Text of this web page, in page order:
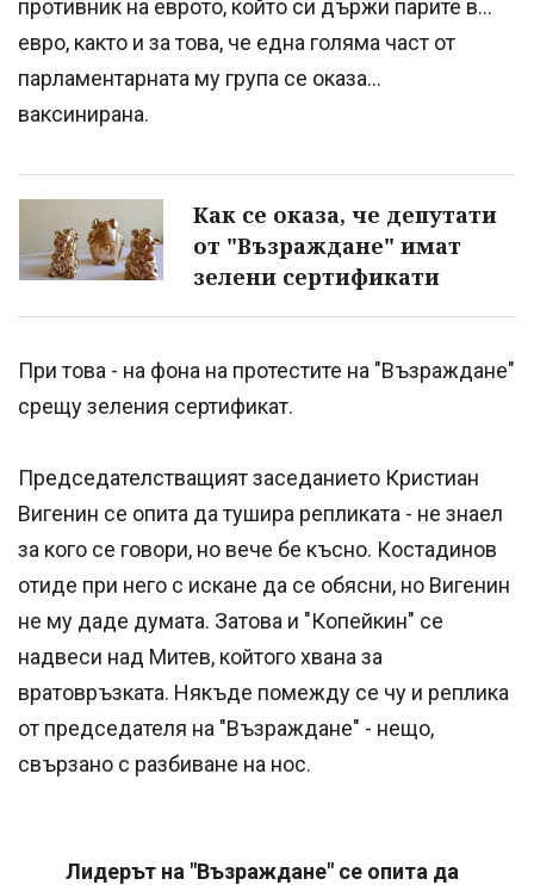
противник на еврото, който си държи парите в...
евро, както и за това, че една голяма част от
парламентарната му група се оказа...
ваксинирана.
Как се оказа, че депутати
от "Възраждане" имат
зелени сертификати
При това - на фона на протестите на "Възраждане"
срещу зеления сертификат.
Председателстващият заседанието Кристиан
Вигенин се опита да тушира репликата - не знаел
за кого се говори, но вече бе късно. Костадинов
отиде при него с искане да се обясни, но Вигенин
не му даде думата. Затова и "Копейкин" се
надвеси над Митев, койтого хвана за
вратовръзката. Някъде помежду се чу и реплика
от председателя на "Възраждане" - нещо,
свързано с разбиване на нос.
Лидерът на "Възраждане" се опита да